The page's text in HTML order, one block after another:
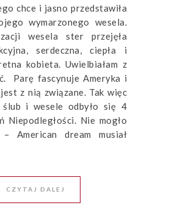
chce i jasno przedstawiła
wymarzonego wesela.
wesela ster przejęła
serdeczna, ciepła i
kobieta. Uwielbiałam z
Parę fascynuje Ameryka i
z nią związane. Tak więc
ślub i wesele odbyło się 4
Niepodległości. Nie mogło
American dream musiał
CZYTAJ DALEJ